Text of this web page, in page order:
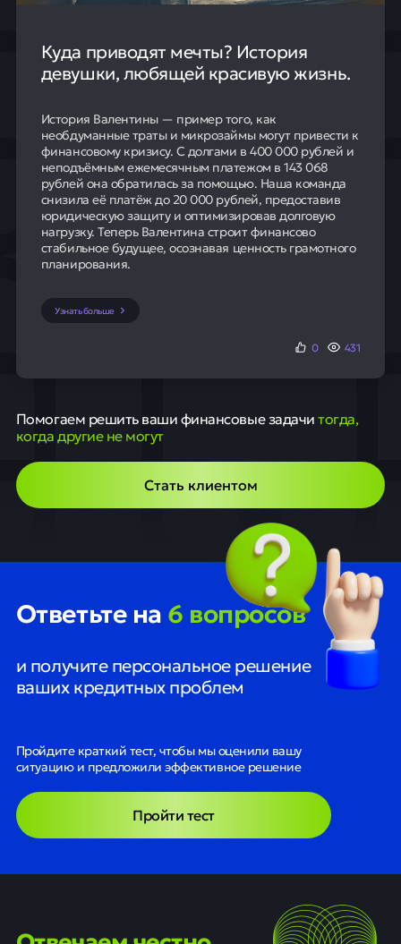
Куда приводят мечты? История
девушки, любящей красивую жизнь.
История Валентины — пример того, как
необдуманные траты и микрозаймы могут привести к
финансовому кризису. С долгами в 400 000 рублей и
неподъёмным ежемесячным платежом в 143 068
рублей она обратилась за помощью. Наша команда
снизила её платёж до 20 000 рублей, предоставив
юридическую защиту и оптимизировав долговую
нагрузку. Теперь Валентина строит финансово
стабильное будущее, осознавая ценность грамотного
планирования.
Узнать больше
0 431
Помогаем решить ваши финансовые задачитогда,
когда другие не могут
Стать клиентом
Ответьте на6 вопросов
и получите персональное решение
ваших кредитных проблем
Пройти тест
Пройдите краткий тест, чтобы мы оценили вашу
ситуацию и предложили эффективное решение